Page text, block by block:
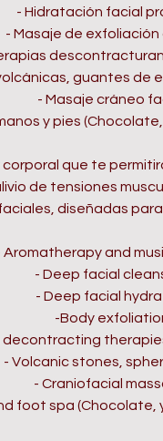
- Hidratación facial
- Masaje de exfoliación
guantes de
- Masaje cráneo
y pies
que te
de tensiones
diseñadas
Aromatherapy and
- Deep facial
- Deep facial
-Body
decontracting
- Volcanic stones,
- Craniofacial
foot spa (Chocolate,